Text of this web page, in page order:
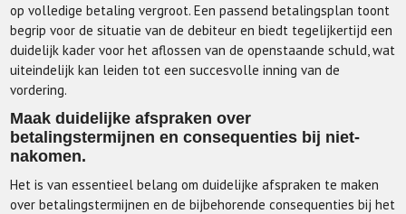
op volledige betaling vergroot. Een passend betalingsplan toont
begrip voor de situatie van de debiteur en biedt tegelijkertijd een
duidelijk kader voor het aflossen van de openstaande schuld, wat
uiteindelijk kan leiden tot een succesvolle inning van de
vordering.
Maak duidelijke afspraken over
betalingstermijnen en consequenties bij niet-
nakomen.
Het is van essentieel belang om duidelijke afspraken te maken
over betalingstermijnen en de bijbehorende consequenties bij het